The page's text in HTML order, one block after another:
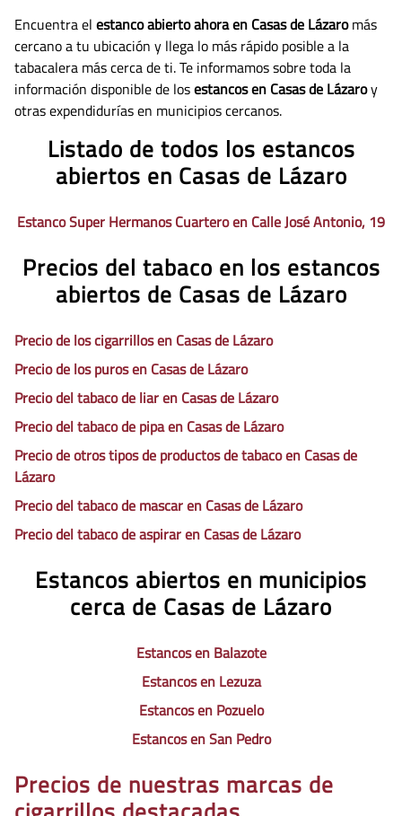
Encuentra el estanco abierto ahora en Casas de Lázaromás
cercano a tu ubicación y llega lo más rápido posible a la
tabacalera más cerca de ti. Te informamos sobre toda la
información disponible de losestancos en Casas de Lázaroy
otras expendidurías en municipios cercanos.
Listado de todos los estancos
abiertos en Casas de Lázaro
Estanco Super Hermanos Cuartero en Calle José Antonio, 19
Precios del tabaco en los estancos
abiertos de Casas de Lázaro
Precio de los cigarrillos en Casas de Lázaro
Precio de los puros en Casas de Lázaro
Precio del tabaco de liar en Casas de Lázaro
Precio del tabaco de pipa en Casas de Lázaro
Precio de otros tipos de productos de tabaco en Casas de
Lázaro
Precio del tabaco de mascar en Casas de Lázaro
Precio del tabaco de aspirar en Casas de Lázaro
Estancos abiertos en municipios
cerca de Casas de Lázaro
Estancos en Balazote
Estancos en Lezuza
Estancos en Pozuelo
Estancos en San Pedro
Precios de nuestras marcas de